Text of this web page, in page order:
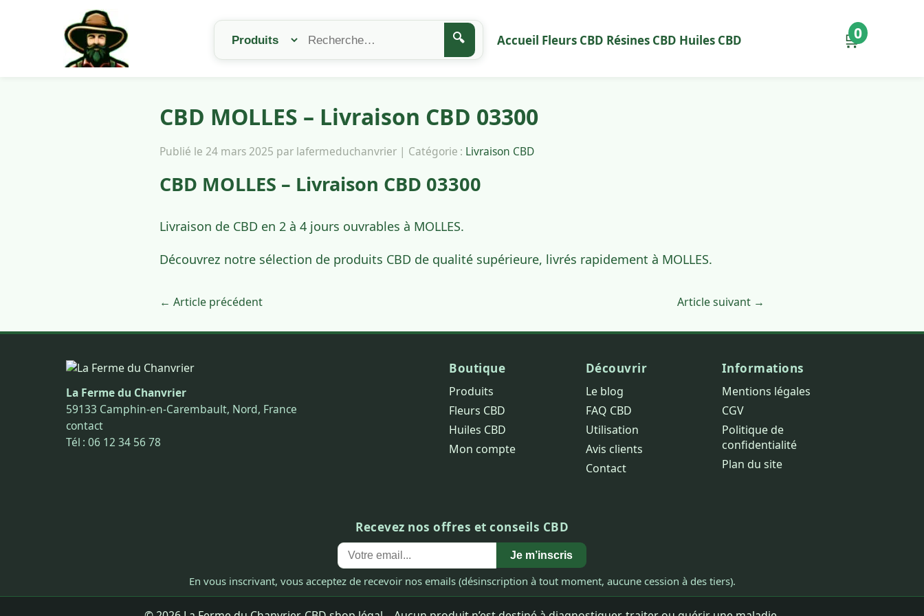
🔍 Accueil Fleurs CBD Résines CBD Huiles CBD 🛒
0
CBD MOLLES – Livraison CBD 03300
Publié le 24 mars 2025 par lafermeduchanvrier | Catégorie : Livraison CBD
CBD MOLLES – Livraison CBD 03300
Livraison de CBD en 2 à 4 jours ouvrables à MOLLES.
Découvrez notre sélection de produits CBD de qualité supérieure, livrés rapidement à MOLLES.
← Article précédent Article suivant →
La Ferme du Chanvrier
59133 Camphin-en-Carembault, Nord, France
contact
Tél : 06 12 34 56 78
Boutique
Produits
Fleurs CBD
Huiles CBD
Mon compte
Découvrir
Le blog
FAQ CBD
Utilisation
Avis clients
Contact
Informations
Mentions légales
CGV
Politique de
confidentialité
Plan du site
Recevez nos offres et conseils CBD
Je m’inscris
En vous inscrivant, vous acceptez de recevoir nos emails (désinscription à tout moment, aucune cession à des tiers).